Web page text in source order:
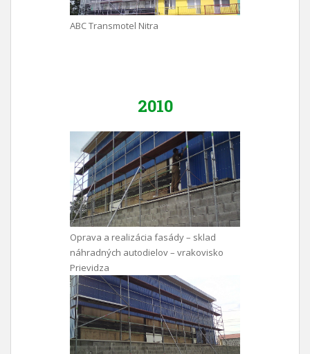
ABC Transmotel Nitra
2010
Oprava a realizácia fasády – sklad
náhradných autodielov – vrakovisko
Prievidza